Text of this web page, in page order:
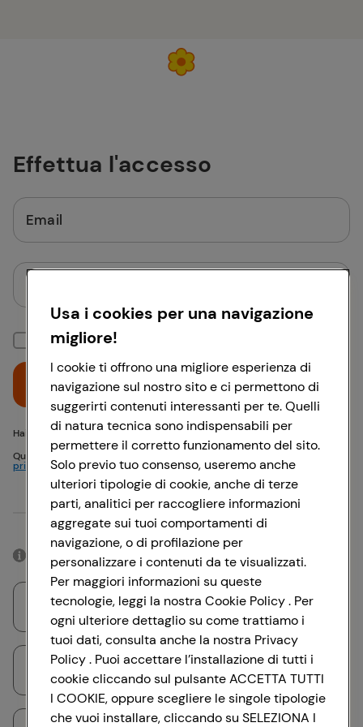
Effettua l'accesso
Email
Mantieni la sessione attiva
Hai problemi di accesso? {{recover-pwd}} o {{recover-email}}
Questo sito è protetto da reCAPTCHA e si applicano
privacy eTermini di servizioGoogle
Accedi
Oppure
Accedendo con il tuo account social, rimarrai connesso per 12 ore.
Accedi con Google
Usa i cookies per una navigazione
migliore!
I cookie ti offrono una migliore esperienza di
navigazione sul nostro sito e ci permettono di
suggerirti contenuti interessanti per te. Quelli
di natura tecnica sono indispensabili per
permettere il corretto funzionamento del sito.
Solo previo tuo consenso, useremo anche
ulteriori tipologie di cookie, anche di terze
parti, analitici per raccogliere informazioni
aggregate sui tuoi comportamenti di
navigazione, o di profilazione per
personalizzare i contenuti da te visualizzati.
Per maggiori informazioni su queste
tecnologie, leggi la nostra Cookie Policy . Per
ogni ulteriore dettaglio su come trattiamo i
tuoi dati, consulta anche la nostra Privacy
Policy . Puoi accettare l’installazione di tutti i
cookie cliccando sul pulsante ACCETTA TUTTI
I COOKIE, oppure scegliere le singole tipologie
che vuoi installare, cliccando su SELEZIONA I